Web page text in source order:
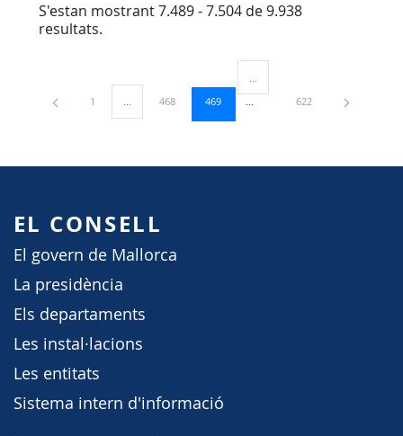
S'estan mostrant 7.489 - 7.504 de 9.938
resultats.
Pàgina
1 ...Pàgines intermèdies Utilitzeu TAB per navegar.
Pàgina
468 Pàgina
469
Pàgines intermèdies Utilitzeu
Pàgina
622
EL CONSELL
El govern de Mallorca
La presidència
Els departaments
Les instal·lacions
Les entitats
Sistema intern d'informació